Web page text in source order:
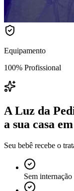
Equipamento
100% Profissional
A Luz da
a sua casa
Seu bebê recebe o
Sem